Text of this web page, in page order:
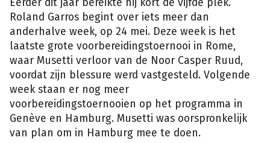
Eerder dit jaar bereikte hij kort de vijfde plek.
Roland Garros begint over iets meer dan
anderhalve week, op 24 mei. Deze week is het
laatste grote voorbereidingstoernooi in Rome,
waar Musetti verloor van de Noor Casper Ruud,
voordat zijn blessure werd vastgesteld. Volgende
week staan er nog meer
voorbereidingstoernooien op het programma in
Genève en Hamburg. Musetti was oorspronkelijk
van plan om in Hamburg mee te doen.